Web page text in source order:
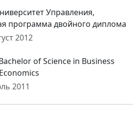
Управления,
программа двойного диплома
2012
of Science in Business
2011